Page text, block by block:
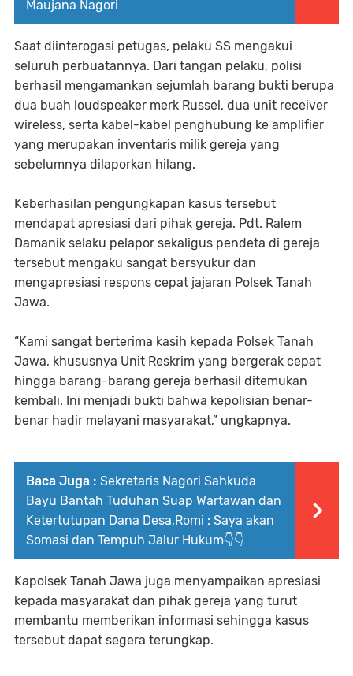
Maujana Nagori
Saat diinterogasi petugas, pelaku SS mengakui
seluruh perbuatannya. Dari tangan pelaku, polisi
berhasil mengamankan sejumlah barang bukti berupa
dua buah loudspeaker merk Russel, dua unit receiver
wireless, serta kabel-kabel penghubung ke amplifier
yang merupakan inventaris milik gereja yang
sebelumnya dilaporkan hilang.
Keberhasilan pengungkapan kasus tersebut
mendapat apresiasi dari pihak gereja. Pdt. Ralem
Damanik selaku pelapor sekaligus pendeta di gereja
tersebut mengaku sangat bersyukur dan
mengapresiasi respons cepat jajaran Polsek Tanah
Jawa.
“Kami sangat berterima kasih kepada Polsek Tanah
Jawa, khususnya Unit Reskrim yang bergerak cepat
hingga barang-barang gereja berhasil ditemukan
kembali. Ini menjadi bukti bahwa kepolisian benar-
benar hadir melayani masyarakat,” ungkapnya.
Baca Juga : Sekretaris Nagori Sahkuda
Bayu Bantah Tuduhan Suap Wartawan dan
Ketertutupan Dana Desa,Romi : Saya akan
Somasi dan Tempuh Jalur Hukum👇👇
Kapolsek Tanah Jawa juga menyampaikan apresiasi
kepada masyarakat dan pihak gereja yang turut
membantu memberikan informasi sehingga kasus
tersebut dapat segera terungkap.